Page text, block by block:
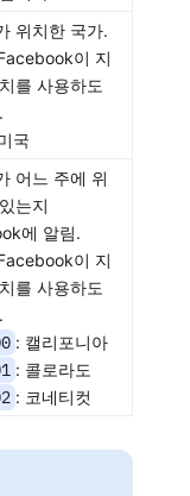
위치한 국가.
이 지
를 사용하도
국
어느 주에 위
는지
에 알림.
이 지
를 사용하도
: 캘리포니아
: 콜로라도
: 코네티컷